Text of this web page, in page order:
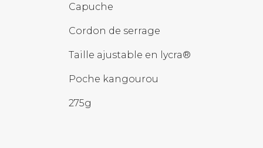
Capuche
Cordon de serrage
Taille ajustable en lycra®
Poche kangourou
275g